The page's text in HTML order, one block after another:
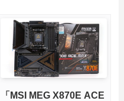
「MSI MEG X870E ACE